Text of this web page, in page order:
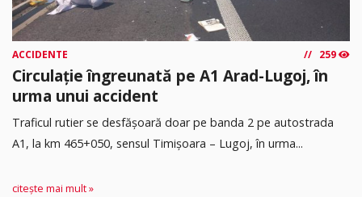
ACCIDENTE 259
Circulație îngreunată pe A1 Arad-Lugoj, în
urma unui accident
Traficul rutier se desfășoară doar pe banda 2 pe autostrada
A1, la km 465+050, sensul Timişoara – Lugoj, în urma...
citește mai mult »